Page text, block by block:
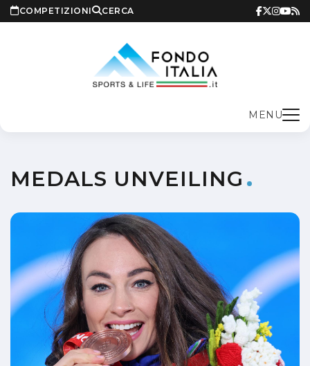
COMPETIZIONI CERCA
MENU
MEDALS UNVEILING